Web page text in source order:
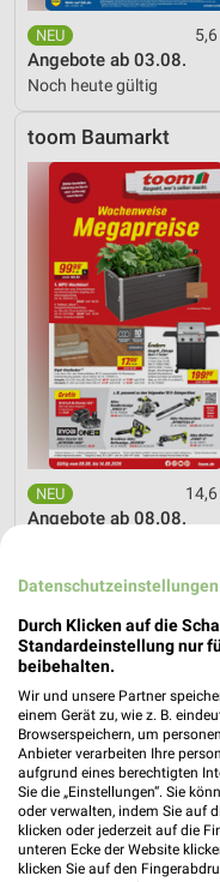
Angebote ab 03.08.
Noch heute gültig
toom Baumarkt
Angebote ab 08.08.
XXXLutz
Datenschutzeinstellungen
Durch Klicken auf die
Standardeinstellung nur
beibehalten.
Wir und unsere Partner
einem Gerät zu, wie z. B.
Browserspeichern, um
Anbieter verarbeiten Ihre
aufgrund eines berechtigten
Sie die „Einstellungen“. Sie
oder verwalten, indem Sie auf
klicken oder jederzeit auf die
unteren Ecke der Website
klicken Sie auf den